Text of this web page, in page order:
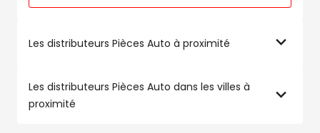
Les distributeurs Pièces Auto à proximité
Les distributeurs Pièces Auto dans les villes à
proximité